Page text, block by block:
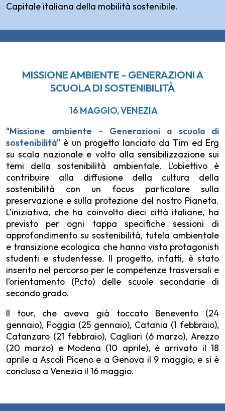
Capitale italiana della mobilità sostenibile.
MISSIONE AMBIENTE - GENERAZIONI A
SCUOLA DI SOSTENIBILITÀ
16 MAGGIO, VENEZIA
“Missione ambiente - Generazioni a scuola di
sostenibilità” è un progetto lanciato da Tim ed Erg
su scala nazionale e volto alla sensibilizzazione sui
temi della sostenibilità ambientale. L’obiettivo è
contribuire alla diffusione della cultura della
sostenibilità con un focus particolare sulla
preservazione e sulla protezione del nostro Pianeta.
L’iniziativa, che ha coinvolto dieci città italiane, ha
previsto per ogni tappa specifiche sessioni di
approfondimento su sostenibilità, tutela ambientale
e transizione ecologica che hanno visto protagonisti
studenti e studentesse. Il progetto, infatti, è stato
inserito nel percorso per le competenze trasversali e
l’orientamento (Pcto) delle scuole secondarie di
secondo grado.
Il tour, che aveva già toccato Benevento (24
gennaio), Foggia (25 gennaio), Catania (1 febbraio),
Catanzaro (21 febbraio), Cagliari (6 marzo), Arezzo
(20 marzo) e Modena (10 aprile), è arrivato il 18
aprile a Ascoli Piceno e a Genova il 9 maggio, e si è
concluso a Venezia il 16 maggio.